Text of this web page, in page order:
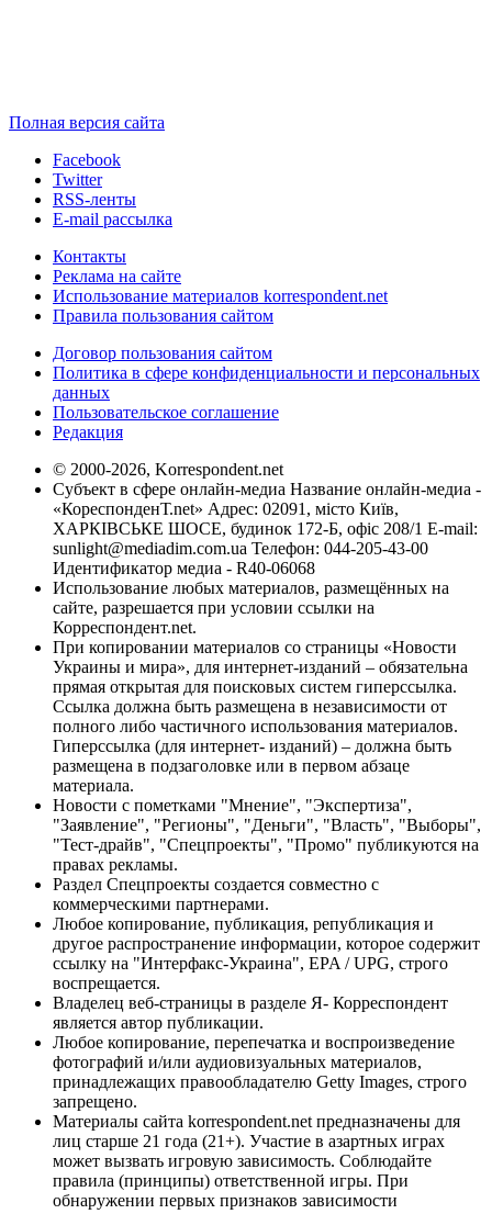
Полная версия сайта
Facebook
Twitter
RSS-ленты
E-mail рассылка
Контакты
Реклама на сайте
Использование материалов korrespondent.net
Правила пользования сайтом
Договор пользования сайтом
Политика в сфере конфиденциальности и персональных
данных
Пользовательское соглашение
Редакция
© 2000-2026, Korrespondent.net
Субъект в сфере онлайн-медиа Название онлайн-медиа -
«КореспонденТ.net» Адрес: 02091, місто Київ,
ХАРКІВСЬКЕ ШОСЕ, будинок 172-Б, офіс 208/1 E-mail:
sunlight@mediadim.com.ua Телефон: 044-205-43-00
Идентификатор медиа - R40-06068
Использование любых материалов, размещённых на
сайте, разрешается при условии ссылки на
Корреспондент.net.
При копировании материалов со страницы «Новости
Украины и мира», для интернет-изданий – обязательна
прямая открытая для поисковых систем гиперссылка.
Ссылка должна быть размещена в независимости от
полного либо частичного использования материалов.
Гиперссылка (для интернет- изданий) – должна быть
размещена в подзаголовке или в первом абзаце
материала.
Новости с пометками "Мнение", "Экспертиза",
"Заявление", "Регионы", "Деньги", "Власть", "Выборы",
"Тест-драйв", "Спецпроекты", "Промо" публикуются на
правах рекламы.
Раздел Спецпроекты создается совместно с
коммерческими партнерами.
Любое копирование, публикация, републикация и
другое распространение информации, которое содержит
ссылку на "Интерфакс-Украина", EPA / UPG, строго
воспрещается.
Владелец веб-страницы в разделе Я- Корреспондент
является автор публикации.
Любое копирование, перепечатка и воспроизведение
фотографий и/или аудиовизуальных материалов,
принадлежащих правообладателю Getty Images, строго
запрещено.
Материалы сайта korrespondent.net предназначены для
лиц старше 21 года (21+). Участие в азартных играх
может вызвать игровую зависимость. Соблюдайте
правила (принципы) ответственной игры. При
обнаружении первых признаков зависимости